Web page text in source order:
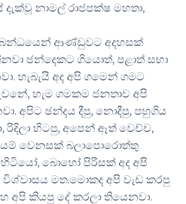
දැක්වූ නාමල් රාජපක්ෂ මහතා,
ආණ්ඩුවට අදහසක්
ඡන්දෙකට ගියොත්, පළාත් සභා
හැබැයි අද අපි ගමෙන් ගමට
හැම ගමකම ජනතාව අපි
අපිට ඡන්දය දීපු, නොදීපු, පහුගිය
රිදිලා හිටපු, අපෙන් ඈත් වෙච්ච,
වෙනසක් බලාපොරොත්තු
බොහෝ පිරිසක් අද අපි
මත.මොකද අපි වැඩ කරපු
අපි කියපු දේ කරලා තියෙනවා.